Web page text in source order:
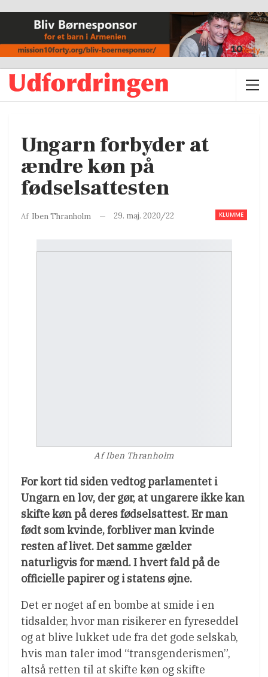
Ungarn forbyder at
ændre køn på
fødselsattesten
KLUMME
Af Iben Thranholm 29. maj. 2020/22
Af Iben Thranholm
For kort tid siden vedtog parlamentet i
Ungarn en lov, der gør, at ungarere ikke kan
skifte køn på deres fødselsattest. Er man
født som kvinde, forbliver man kvinde
resten af livet. Det samme gælder
naturligvis for mænd. I hvert fald på de
officielle papirer og i statens øjne.
Det er noget af en bombe at smide i en
tidsalder, hvor man risikerer en fyreseddel
og at blive lukket ude fra det gode selskab,
hvis man taler imod “transgenderismen”,
altså retten til at skifte køn og skifte